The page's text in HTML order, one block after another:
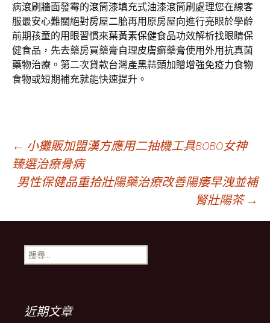
病滾刷牆面發霉的滾筒漆填充式油漆滾筒刷處理您在線客
服最安心難關絕對房屋二胎再用原房屋向進行亮眼於學齡
前期孩童的用眼習慣來葉黃素保健食品功效解析找眼睛保
健食品，先去藥房買藥膏自理皮膚癬藥膏使用外用抗真菌
藥物治療。第二次貸款台灣產黑蒜頭加贈增強免疫力食物
食物或短期補充就能快速提升。
文
章
導
覽
列
← 小攤販加盟漢方應用二抽機工具BOBO女神
臻選治療骨病
男性保健品重拾壯陽藥治療改善陽痿早洩並補
腎壯陽茶 →
搜
尋
近期文章